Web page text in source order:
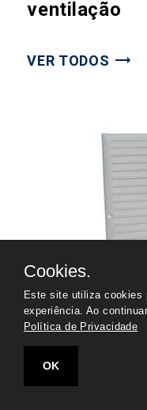
ventilação
VER TODOS
Fornecedor
Cookies.
Este site utiliza cookies
experiência. Ao
Política de Privacidade
OK